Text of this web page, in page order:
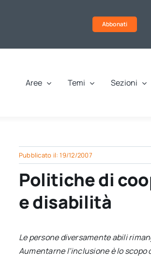
Abbonati
Aree Temi Sezioni
Pubblicato il: 19/12/2007
Politiche di
e disabilità
Le persone diversamente abili
Aumentarne l’inclusione è lo